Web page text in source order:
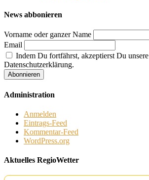
News abbonieren
Vorname oder ganzer Name
Email
Indem Du fortfährst, akzeptierst Du unsere
Datenschutzerklärung.
Administration
Anmelden
Eintrags-Feed
Kommentar-Feed
WordPress.org
Aktuelles RegioWetter